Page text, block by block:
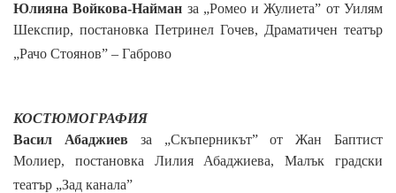
Юлияна Войкова-Найман за „Ромео и Жулиета” от Уилям
Шекспир, постановка Петринел Гочев, Драматичен театър
„Рачо Стоянов” – Габрово
КОСТЮМОГРАФИЯ
Васил Абаджиев за „Скъперникът” от Жан Баптист
Молиер, постановка Лилия Абаджиева,Малък градски
театър „Зад канала”